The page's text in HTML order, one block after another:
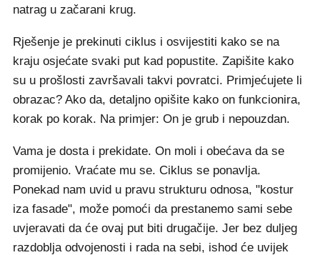
natrag u začarani krug.
Rješenje je prekinuti ciklus i osvijestiti kako se na
kraju osjećate svaki put kad popustite. Zapišite kako
su u prošlosti završavali takvi povratci. Primjećujete li
obrazac? Ako da, detaljno opišite kako on funkcionira,
korak po korak. Na primjer: On je grub i nepouzdan.
Vama je dosta i prekidate. On moli i obećava da se
promijenio. Vraćate mu se. Ciklus se ponavlja.
Ponekad nam uvid u pravu strukturu odnosa, "kostur
iza fasade", može pomoći da prestanemo sami sebe
uvjeravati da će ovaj put biti drugačije. Jer bez duljeg
razdoblja odvojenosti i rada na sebi, ishod će uvijek